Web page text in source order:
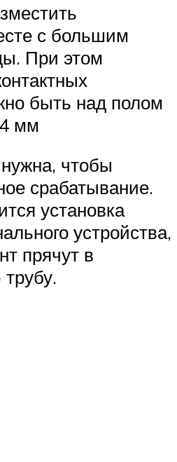
с большим
При этом
быть над полом
мм
чтобы
срабатывание.
установка
устройства,
прячут в